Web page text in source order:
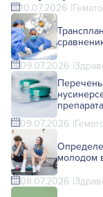
10.07.2026
09.07.2026
Перечень
09.07.2026
молодом
08.07.2026